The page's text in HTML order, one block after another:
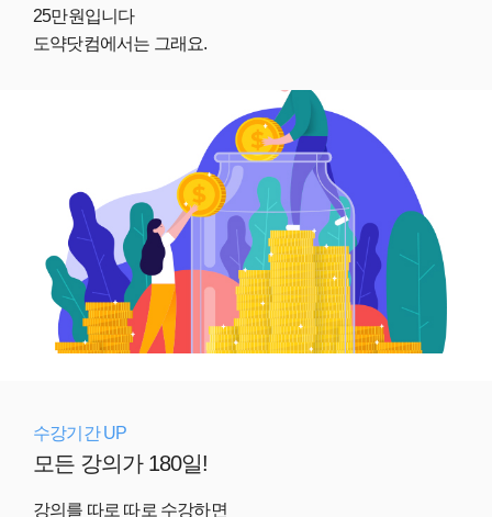
25만원입니다
도약닷컴에서는 그래요.
수강기간 UP
모든 강의가 180일!
강의를 따로 따로 수강하면